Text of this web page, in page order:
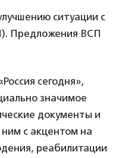
ситуации с
Предложения ВСП
сегодня»,
значимое
документы и
с акцентом на
реабилитации